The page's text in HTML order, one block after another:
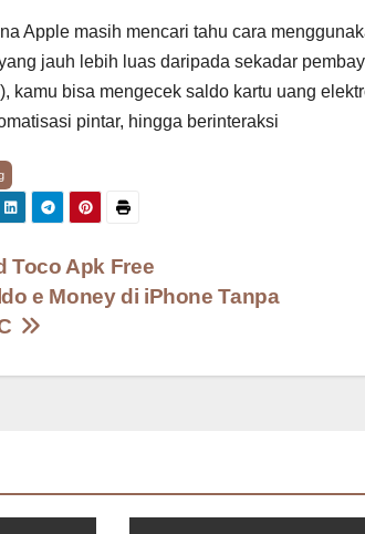
Apple masih mencari tahu cara
jauh lebih luas daripada sekadar
kamu bisa mengecek saldo kartu uang
pintar, hingga berinteraksi
e Money di iPhone Tanpa
Toco Apk Free